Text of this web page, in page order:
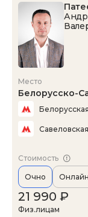
Место
Белорусско-
Белорусская
Савеловская
Стоимость
Очно Онлайн
21 990 ₽
Физ.лицам